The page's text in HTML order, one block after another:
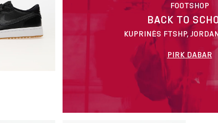
FOOTSHOP
BACK TO
KUPRINĖS FTSHP,
PIRK DABAR